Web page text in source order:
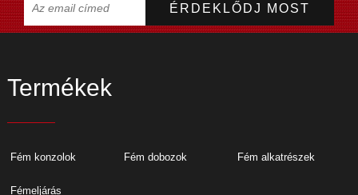
Termékek
Fém konzolok Fém dobozok Fém alkatrészek
Fémeljárás